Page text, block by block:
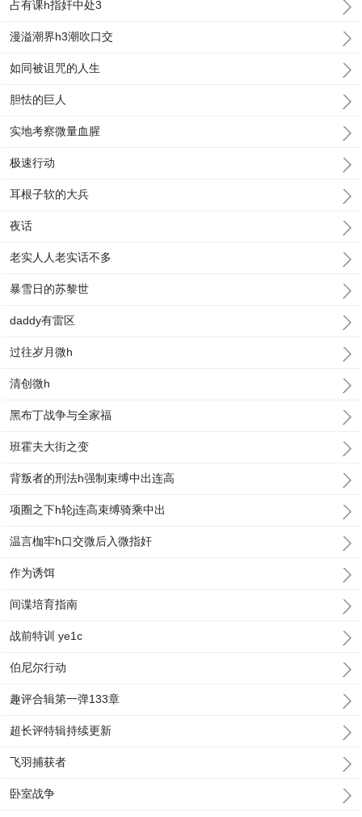
占有课h指奸中处3
漫溢潮界h3潮吹口交
如同被诅咒的人生
胆怯的巨人
实地考察微量血腥
极速行动
耳根子软的大兵
夜话
老实人人老实话不多
暴雪日的苏黎世
daddy有雷区
过往岁月微h
清创微h
黑布丁战争与全家福
班霍夫大街之变
背叛者的刑法h强制束缚中出连高
项圈之下h轮j连高束缚骑乘中出
温言枷牢h口交微后入微指奸
作为诱饵
间谍培育指南
战前特训 ye1c
伯尼尔行动
趣评合辑第一弹133章
超长评特辑持续更新
飞羽捕获者
卧室战争